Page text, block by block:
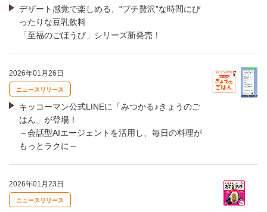
デザート感覚で楽しめる、“プチ贅沢”な時間にぴ
ったりな豆乳飲料
「至福のごほうび」シリーズ新発売！
2026年01月26日
ニュースリリース
キッコーマン公式LINEに「みつかる♪きょうのご
はん」が登場！
～会話型AIエージェントを活用し、毎日の料理が
もっとラクに～
2026年01月23日
ニュースリリース